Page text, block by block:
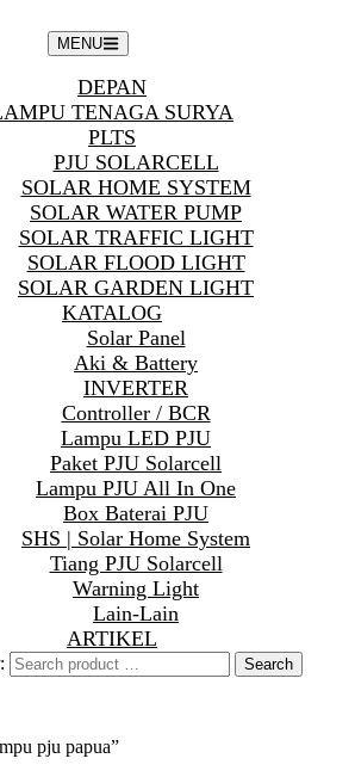
MENU
DEPAN
TENAGA SURYA
PLTS
PJU SOLARCELL
SOLAR HOME SYSTEM
SOLAR WATER PUMP
SOLAR TRAFFIC LIGHT
SOLAR FLOOD LIGHT
SOLAR GARDEN LIGHT
KATALOG
Solar Panel
Aki & Battery
INVERTER
Controller / BCR
Lampu LED PJU
Paket PJU Solarcell
Lampu PJU All In One
Box Baterai PJU
SHS | Solar Home System
Tiang PJU Solarcell
Warning Light
Lain-Lain
ARTIKEL
pju papua”